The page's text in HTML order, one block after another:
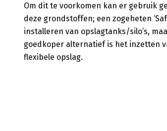
Om dit te voorkomen kan er gebruik
deze grondstoffen; een zogeheten
installeren van opslagtanks/silo’s,
goedkoper alternatief is het inzetten
flexibele opslag.